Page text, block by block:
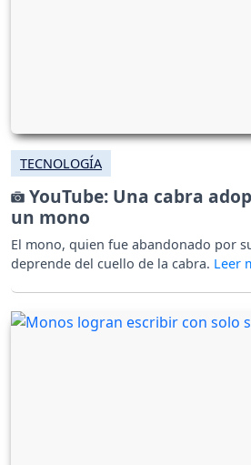
TECNOLOGÍA
YouTube: Una cabra
un mono
El mono, quien fue abandonado por
deprende del cuello de la cabra.